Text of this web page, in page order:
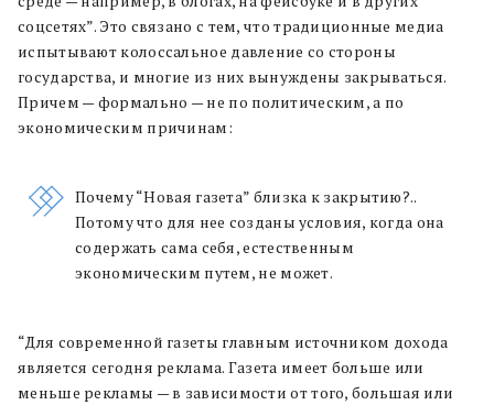
соцсетях”. Это связано с тем, что традиционные медиа
испытывают колоссальное давление со стороны
государства, и многие из них вынуждены закрываться.
Причем — формально — не по политическим, а по
экономическим причинам:
Почему “Новая газета” близка к закрытию?..
Потому что для нее созданы условия, когда она
содержать сама себя, естественным
экономическим путем, не может.
“Для современной газеты главным источником дохода
является сегодня реклама. Газета имеет больше или
меньше рекламы — в зависимости от того, большая или